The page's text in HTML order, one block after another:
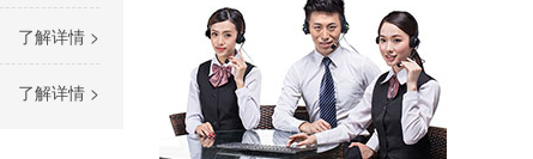
了解详情 >
了解详情 >